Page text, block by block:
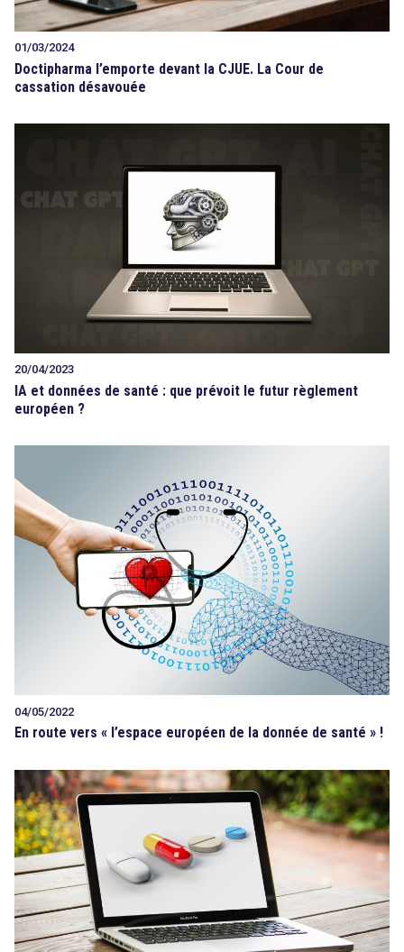
01/03/2024
Doctipharma l’emporte devant la CJUE. La Cour de
cassation désavouée
20/04/2023
IA et données de santé : que prévoit le futur règlement
européen ?
04/05/2022
En route vers « l’espace européen de la donnée de santé » !